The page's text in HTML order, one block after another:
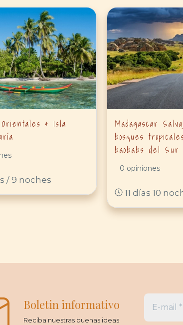
& Isla
/ 9 noches
Madagascar
bosques
baobabs del Sur
0 opiniones
11 días 10
Boletin informativo
Reciba nuestras buenas ideas